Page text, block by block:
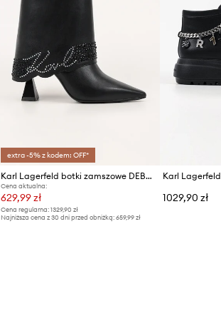
ID Produktu
extra -5% z kodem: OFF*
Karl Lagerfeld botki zamszowe DEBUT II
Cena aktualna:
629,99 zł
Cena regularna: 1329,90 zł
Najniższa cena z 30 dni przed obniżką: 659,99 zł
1029,90 zł